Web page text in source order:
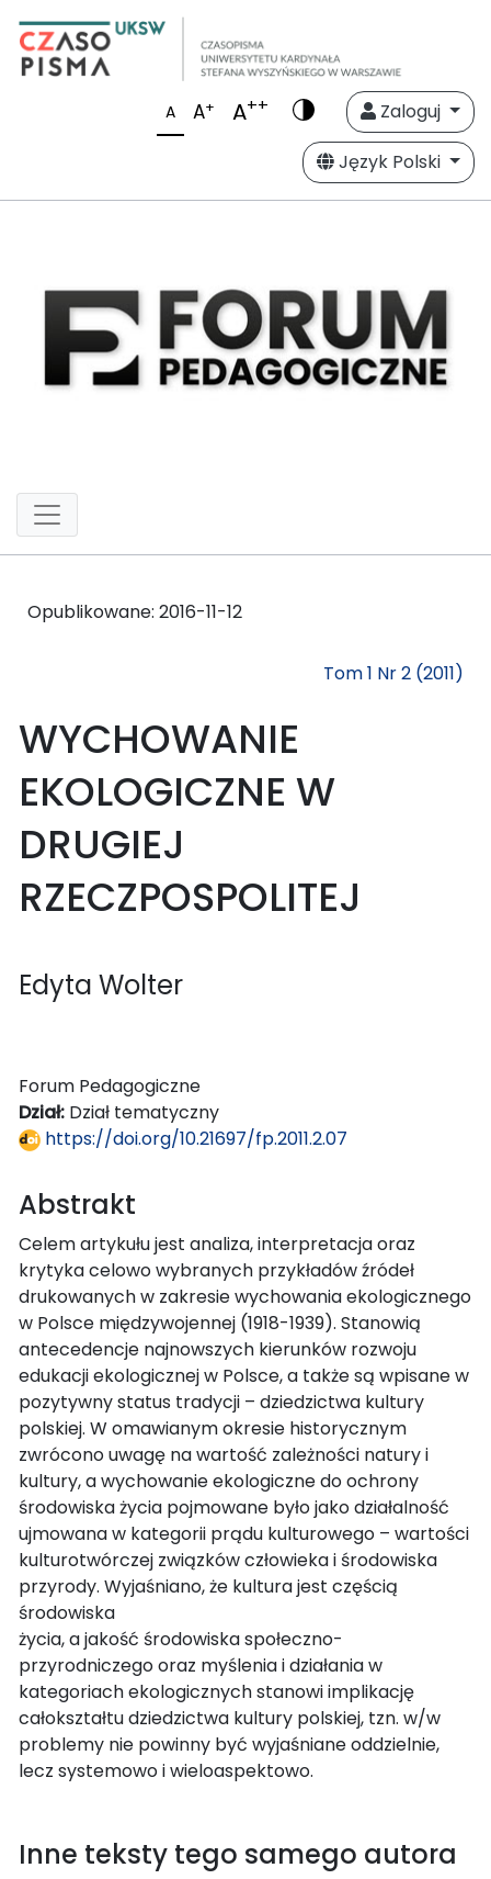
A A+ A++
Zaloguj
Język Polski
Opublikowane: 2016-11-12
Tom 1 Nr 2 (2011)
WYCHOWANIE
EKOLOGICZNE W
DRUGIEJ
RZECZPOSPOLITEJ
Edyta Wolter
Forum Pedagogiczne
Dział: Dział tematyczny
https://doi.org/10.21697/fp.2011.2.07
Abstrakt
Celem artykułu jest analiza, interpretacja oraz
krytyka celowo wybranych przykładów źródeł
drukowanych w zakresie wychowania ekologicznego
w Polsce międzywojennej (1918-1939). Stanowią
antecedencje najnowszych kierunków rozwoju
edukacji ekologicznej w Polsce, a także są wpisane w
pozytywny status tradycji – dziedzictwa kultury
polskiej. W omawianym okresie historycznym
zwrócono uwagę na wartość zależności natury i
kultury, a wychowanie ekologiczne do ochrony
środowiska życia pojmowane było jako działalność
ujmowana w kategorii prądu kulturowego – wartości
kulturotwórczej związków człowieka i środowiska
przyrody. Wyjaśniano, że kultura jest częścią
środowiska
życia, a jakość środowiska społeczno-
przyrodniczego oraz myślenia i działania w
kategoriach ekologicznych stanowi implikację
całokształtu dziedzictwa kultury polskiej, tzn. w/w
problemy nie powinny być wyjaśniane oddzielnie,
lecz systemowo i wieloaspektowo.
Inne teksty tego samego autora